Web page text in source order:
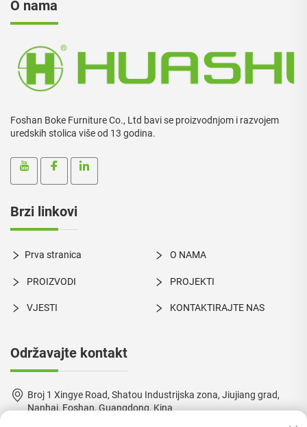
O nama
Foshan Boke Furniture Co., Ltd bavi se proizvodnjom i razvojem
uredskih stolica više od 13 godina.
Brzi linkovi
Prva stranica O NAMA
PROIZVODI PROJEKTI
VJESTI KONTAKTIRAJTE NAS
Održavajte kontakt
Broj 1 Xingye Road, Shatou Industrijska zona, Jiujiang grad,
Nanhai, Foshan, Guangdong, Kina